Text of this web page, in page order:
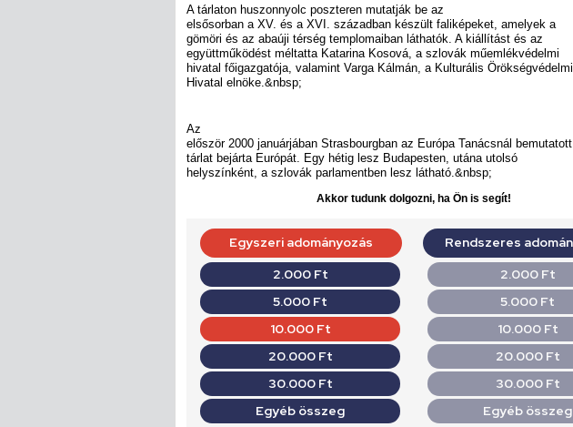
A tárlaton huszonnyolc poszteren mutatják be az
elsősorban a XV. és a XVI. században készült faliképeket, amelyek a
gömöri és az abaúji térség templomaiban láthatók. A kiállítást és az
együttműködést méltatta Katarina Kosová, a szlovák műemlékvédelmi
hivatal főigazgatója, valamint Varga Kálmán, a Kulturális Örökségvédelmi
Hivatal elnöke.&nbsp;
Az
először 2000 januárjában Strasbourgban az Európa Tanácsnál bemutatott
tárlat bejárta Európát. Egy hétig lesz Budapesten, utána utolsó
helyszínként, a szlovák parlamentben lesz látható.&nbsp;
Akkor tudunk dolgozni, ha Ön is segít!